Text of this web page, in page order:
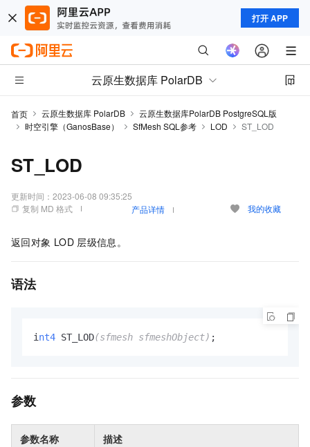
打开 APP
云原生数据库 PolarDB
首页 云原生数据库 PolarDB
云原生数据库PolarDB PostgreSQL版
时空引擎（GanosBase）
SfMesh SQL参考 LOD ST_LOD
ST_LOD
更新时间： 2023-06-08 09:35:25
复制 MD 格式
产品详情 我的收藏
返回对象 LOD 层级信息。
语法
i nt4 ST_LOD(sfmesh sfmeshObject) ;
参数
参数名称 描述